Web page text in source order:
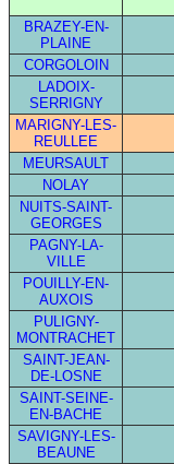
BRAZEY-EN-
PLAINE
CORGOLOIN
LADOIX-
SERRIGNY
MARIGNY-LES-
REULLEE
MEURSAULT
NOLAY
NUITS-SAINT-
GEORGES
PAGNY-LA-
VILLE
POUILLY-EN-
AUXOIS
PULIGNY-
MONTRACHET
SAINT-JEAN-
DE-LOSNE
SAINT-SEINE-
EN-BACHE
SAVIGNY-LES-
BEAUNE